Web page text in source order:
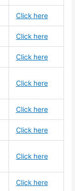
Click here
Click here
Click here
Click here
Click here
Click here
Click here
Click here